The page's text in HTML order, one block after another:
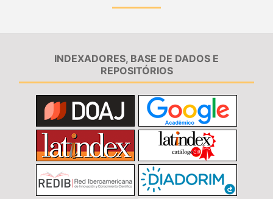
INDEXADORES, BASE DE DADOS E
REPOSITÓRIOS